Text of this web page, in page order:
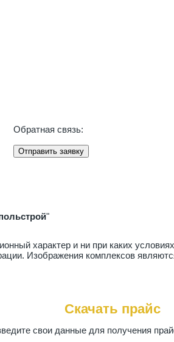
Обратная связь:
Отправить заявку
"
характер и ни при каких
Изображения комплексов
Скачать прайс
свои данные для получения